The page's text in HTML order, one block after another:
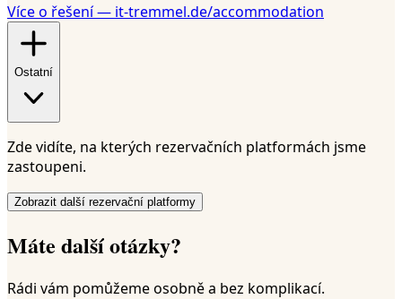
Více o řešení — it-tremmel.de/accommodation
Ostatní
Zde vidíte, na kterých rezervačních platformách jsme
zastoupeni.
Zobrazit další rezervační platformy
Máte další otázky?
Rádi vám pomůžeme osobně a bez komplikací.